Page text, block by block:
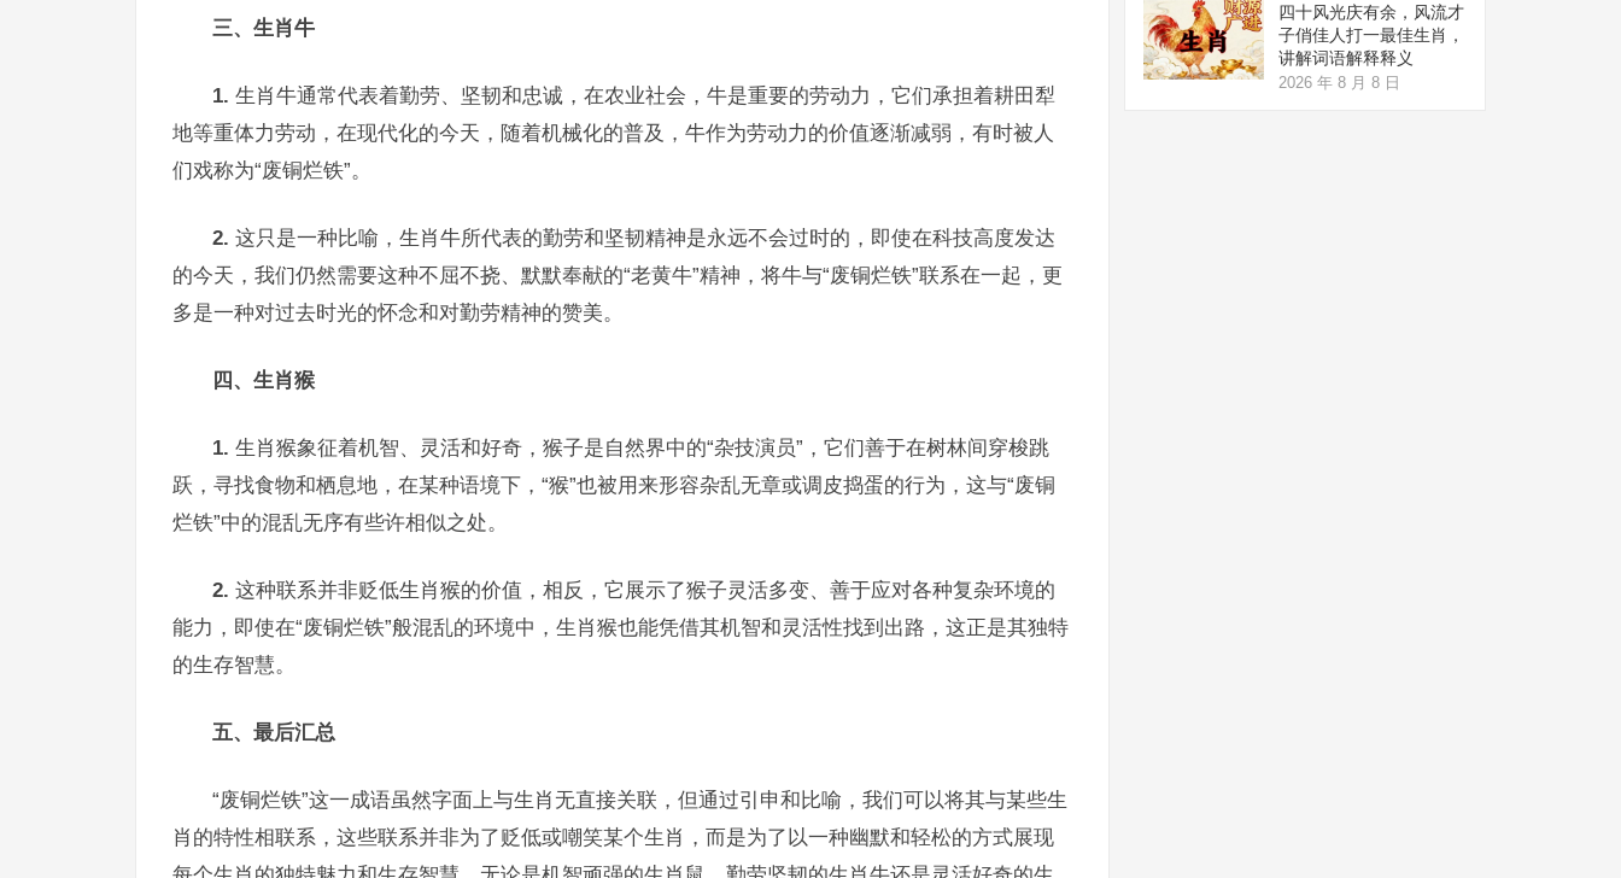
三、生肖牛
1. 生肖牛通常代表着勤劳、坚韧和忠诚，在农业社会，牛是重要的劳动力，它们承担着耕田犁
地等重体力劳动，在现代化的今天，随着机械化的普及，牛作为劳动力的价值逐渐减弱，有时被人
们戏称为“废铜烂铁”。
2. 这只是一种比喻，生肖牛所代表的勤劳和坚韧精神是永远不会过时的，即使在科技高度发达
的今天，我们仍然需要这种不屈不挠、默默奉献的“老黄牛”精神，将牛与“废铜烂铁”联系在一起，更
多是一种对过去时光的怀念和对勤劳精神的赞美。
四、生肖猴
1. 生肖猴象征着机智、灵活和好奇，猴子是自然界中的“杂技演员”，它们善于在树林间穿梭跳
跃，寻找食物和栖息地，在某种语境下，“猴”也被用来形容杂乱无章或调皮捣蛋的行为，这与“废铜
烂铁”中的混乱无序有些许相似之处。
2. 这种联系并非贬低生肖猴的价值，相反，它展示了猴子灵活多变、善于应对各种复杂环境的
能力，即使在“废铜烂铁”般混乱的环境中，生肖猴也能凭借其机智和灵活性找到出路，这正是其独特
的生存智慧。
五、最后汇总
“废铜烂铁”这一成语虽然字面上与生肖无直接关联，但通过引申和比喻，我们可以将其与某些生
肖的特性相联系，这些联系并非为了贬低或嘲笑某个生肖，而是为了以一种幽默和轻松的方式展现
四十风光庆有余，风流才
子俏佳人打一最佳生肖，
讲解词语解释释义
2026 年 8 月 8 日